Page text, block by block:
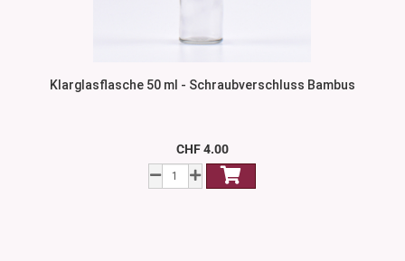
Klarglasflasche 50 ml - Schraubverschluss Bambus
CHF 4.00